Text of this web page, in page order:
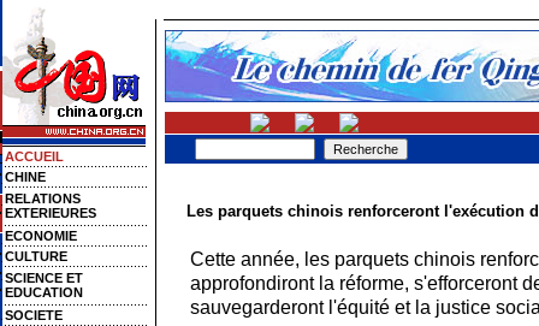
ACCUEIL
CHINE
RELATIONS
EXTERIEURES
ECONOMIE
CULTURE
SCIENCE ET
EDUCATION
SOCIETE
Les parquets chinois renforceront l'exécution
Cette année, les parquets chinois
approfondiront la réforme, s'efforceront
sauvegarderont l'équité et la justice